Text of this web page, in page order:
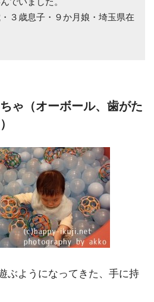
３歳息子・９か月娘・埼玉県在
ゃ（オーボール、歯がた
ぶようになってきた、 手に持